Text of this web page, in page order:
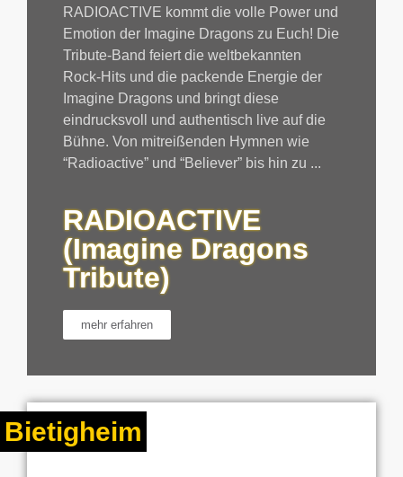
RADIOACTIVE kommt die volle Power und
Emotion der Imagine Dragons zu Euch! Die
Tribute-Band feiert die weltbekannten
Rock-Hits und die packende Energie der
Imagine Dragons und bringt diese
eindrucksvoll und authentisch live auf die
Bühne. Von mitreißenden Hymnen wie
“Radioactive” und “Believer” bis hin zu ...
RADIOACTIVE
(Imagine Dragons
Tribute)
mehr erfahren
Bietigheim